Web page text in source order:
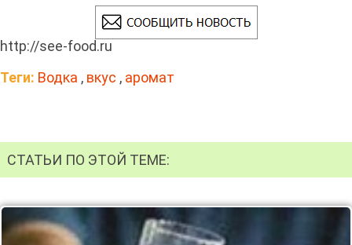
http://see-food.ru
Теги: Водка , вкус , аромат
СТАТЬИ ПО ЭТОЙ ТЕМЕ: